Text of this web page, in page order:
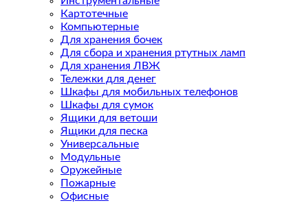
Картотечные
Компьютерные
Для хранения бочек
Для сбора и хранения ртутных ламп
Для хранения ЛВЖ
Тележки для денег
Шкафы для мобильных телефонов
Шкафы для сумок
Ящики для ветоши
Ящики для песка
Универсальные
Модульные
Оружейные
Пожарные
Офисные